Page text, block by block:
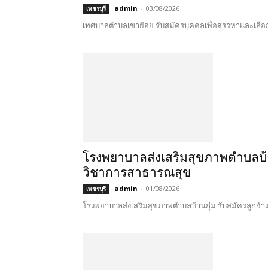
เพชรบุรี admin - 03/08/2026
เทศบาลตำบลเขาย้อย รับสมัครบุคคลเพื่อสรรหาและเลื
โรงพยาบาลส่งเสริมสุขภาพตำบ
วิชาการสาธารณสุข
เพชรบุรี admin - 01/08/2026
โรงพยาบาลส่งเสริมสุขภาพตำบลบ้านกุ่ม รับสมัครลูกจ้